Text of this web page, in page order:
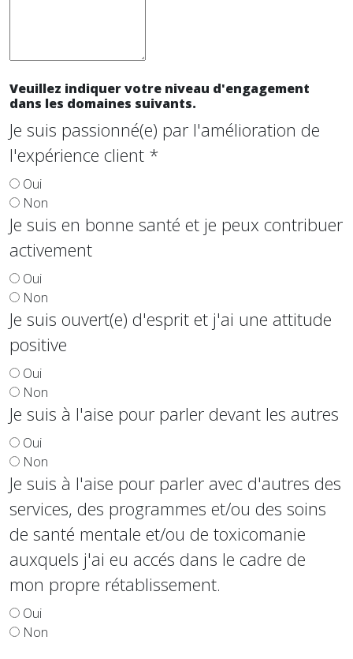
Veuillez indiquer votre niveau d'engagement
dans les domaines suivants.
Je suis passionné(e) par l'amélioration de
l'expérience client *
Oui
Non
Je suis en bonne santé et je peux contribuer
activement
Oui
Non
Je suis ouvert(e) d'esprit et j'ai une attitude
positive
Oui
Non
Je suis à l'aise pour parler devant les autres
Oui
Non
Je suis à l'aise pour parler avec d'autres des
services, des programmes et/ou des soins
de santé mentale et/ou de toxicomanie
auxquels j'ai eu accés dans le cadre de
mon propre rétablissement.
Oui
Non